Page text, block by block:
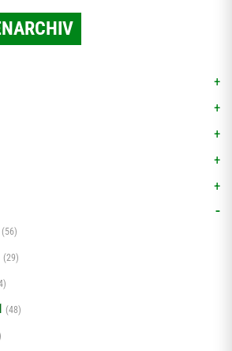
(56)
(29)
(48)